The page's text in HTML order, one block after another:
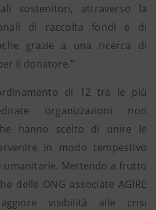
sostenitori, attraverso la
di raccolta fondi e di
grazie a una ricerca di
il donatore.”
di 12 tra le più
organizzazioni non
hanno scelto di unire le
in modo tempestivo
umanitarie. Mettendo a frutto
delle ONG associate AGIRE
visibilità alle crisi